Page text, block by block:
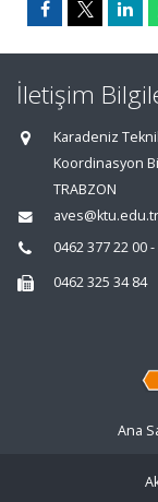
İletişim
Karadeniz
Koordinasyon
TRABZON
aves@ktu.edu.tr
0462 377 22 00
0462 325 34 84
Ana